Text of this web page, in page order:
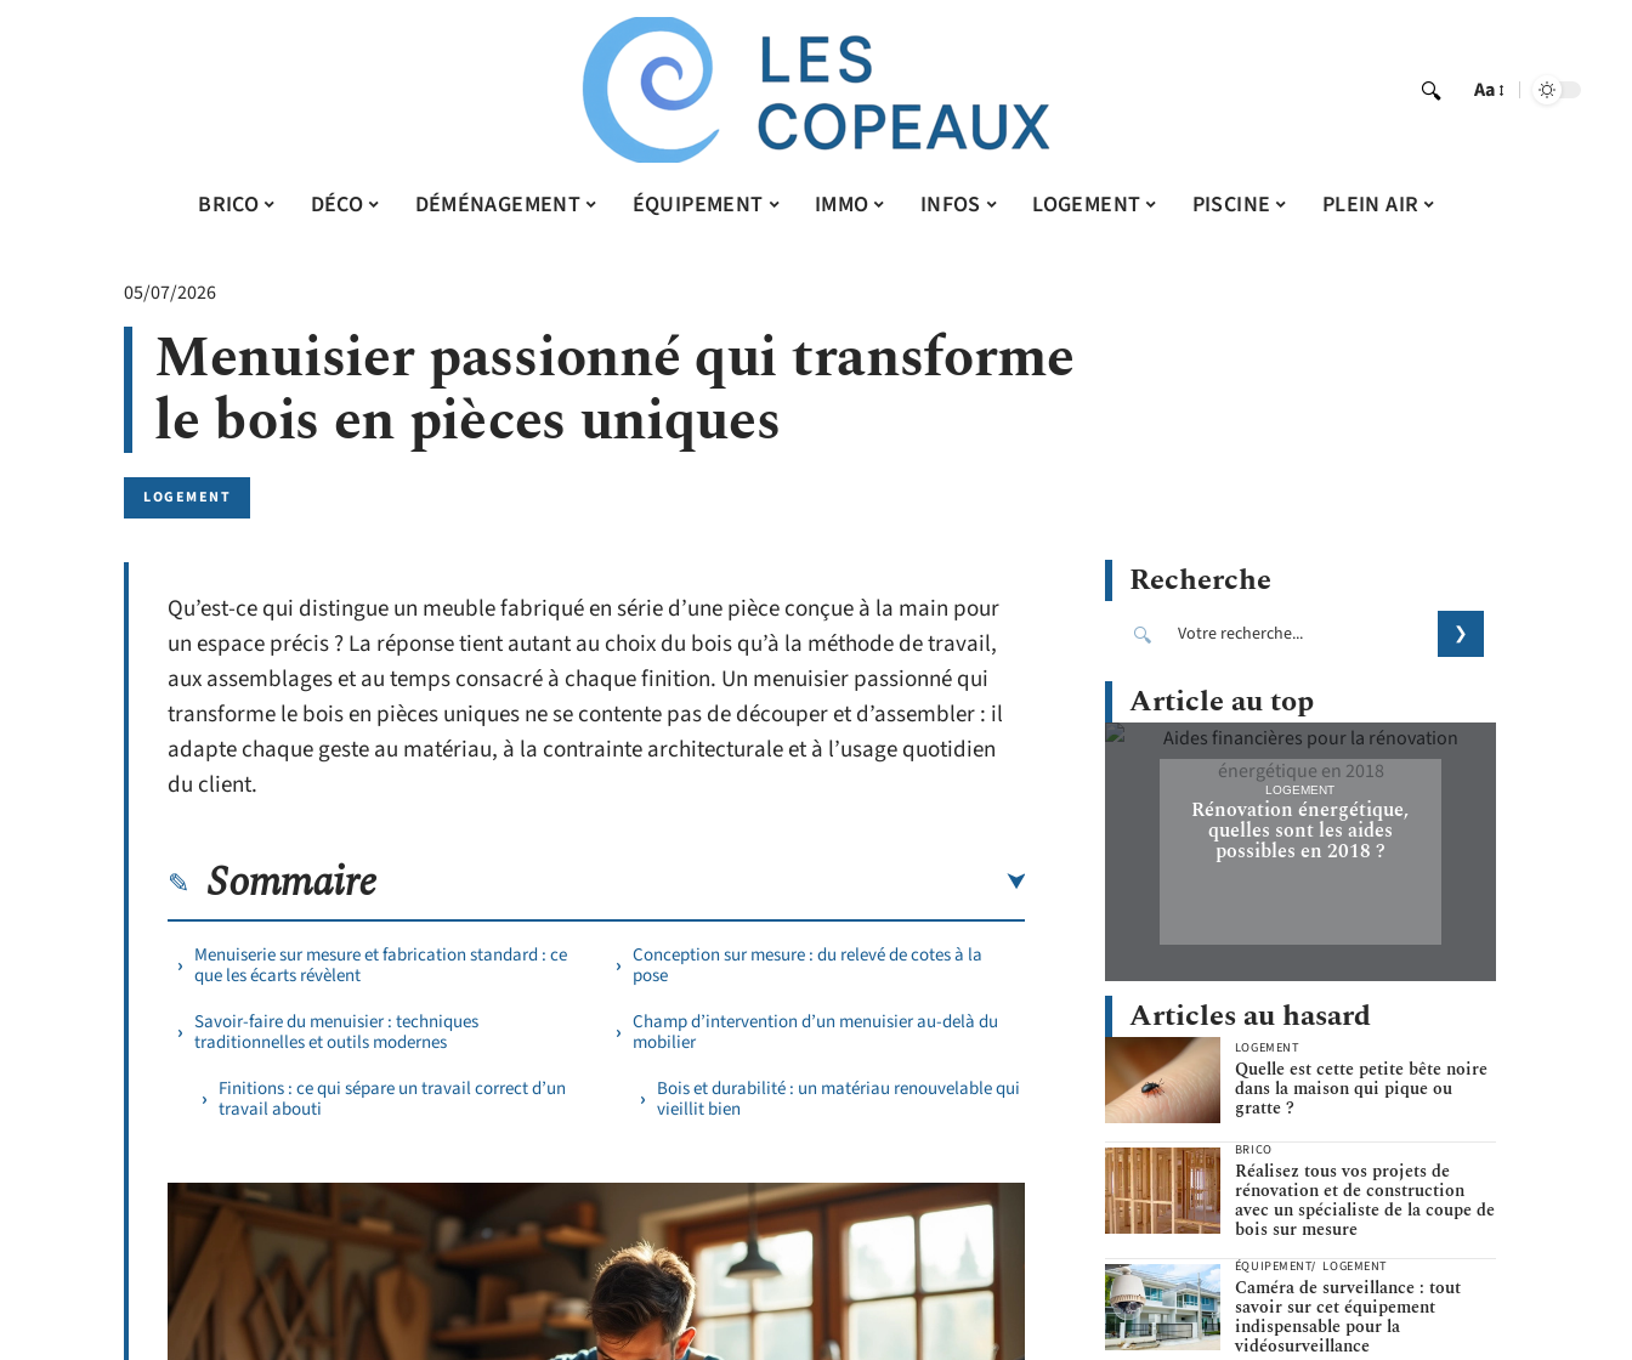
Aa
BRICO DÉCO DÉMÉNAGEMENT ÉQUIPEMENT IMMO INFOS LOGEMENT PISCINE PLEIN AIR
05/07/2026
Menuisier passionné qui transforme
le bois en pièces uniques
LOGEMENT
Qu’est-ce qui distingue un meuble fabriqué en série d’une pièce conçue à la main pour
un espace précis ? La réponse tient autant au choix du bois qu’à la méthode de travail,
aux assemblages et au temps consacré à chaque finition. Un menuisier passionné qui
transforme le bois en pièces uniques ne se contente pas de découper et d’assembler : il
adapte chaque geste au matériau, à la contrainte architecturale et à l’usage quotidien
du client.
Sommaire
Menuiserie sur mesure et fabrication standard : ce
que les écarts révèlent
Savoir-faire du menuisier : techniques
traditionnelles et outils modernes
Finitions : ce qui sépare un travail correct d’un
travail abouti
Conception sur mesure : du relevé de cotes à la
pose
Champ d’intervention d’un menuisier au-delà du
mobilier
Bois et durabilité : un matériau renouvelable qui
vieillit bien
Recherche
Article au top
LOGEMENT
Rénovation énergétique,
quelles sont les aides
possibles en 2018 ?
Articles au hasard
LOGEMENT
Quelle est cette petite bête noire
dans la maison qui pique ou
gratte ?
BRICO
Réalisez tous vos projets de
rénovation et de construction
avec un spécialiste de la coupe de
bois sur mesure
ÉQUIPEMENT LOGEMENT
Caméra de surveillance : tout
savoir sur cet équipement
indispensable pour la
vidéosurveillance